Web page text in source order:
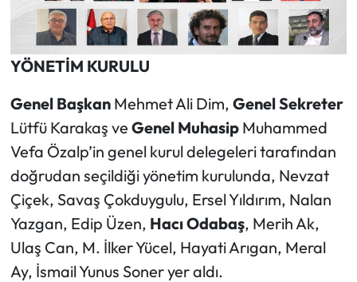
YÖNETİM KURULU
Genel BaşkanMehmet Ali Dim, Genel Sekreter
Lütfü Karakaş ve Genel MuhasipMuhammed
Vefa Özalp’in genel kurul delegeleri tarafından
doğrudan seçildiği yönetim kurulunda, Nevzat
Çiçek, Savaş Çokduygulu, Ersel Yıldırım, Nalan
Yazgan, Edip Üzen, Hacı Odabaş, Merih Ak,
Ulaş Can, M. İlker Yücel, Hayati Arıgan, Meral
Ay, İsmail Yunus Soner yer aldı.